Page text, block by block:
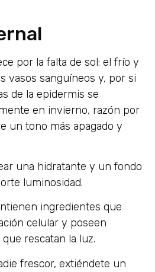
por la falta de sol: el frío y
vasos sanguíneos y, por si
de la epidermis se
en invierno, razón por
un tono más apagado y
una hidratante y un fondo
luminosidad.
ingredientes que
celular y poseen
rescatan la luz.
frescor, extiéndete un